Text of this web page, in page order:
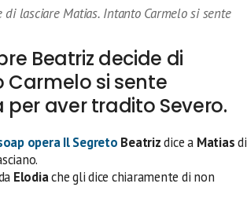
lasciare Matias. Intanto Carmelo si sente
Beatriz decide di
si sente
aver tradito Severo.
operaIl Segreto Beatrizdice a Matiasdi
Elodiache gli dice chiaramente di non